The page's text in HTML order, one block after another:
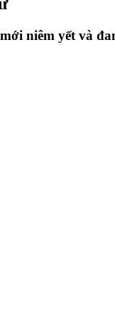
tử
niêm yết và